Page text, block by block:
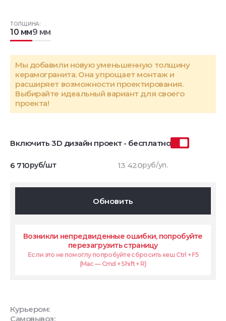
ТОЛЩИНА:
10 мм9 мм
Мы добавили новую уменьшенную толщину
керамогранита. Она упрощает монтаж и
расширяет возможности проектирования.
Выбирайте идеальный вариант для своего
проекта!
Включить 3D дизайн проект - бесплатно
6 710руб/шт 13 420руб/уп.
Обновить
Возникли непредвиденные ошибки, попробуйте
перезагрузить страницу
Если это не помоглу попробуйте сбросить кеш Ctrl + F5
(Mac — Cmd + Shift + R)
Курьером:
Самовывоз: